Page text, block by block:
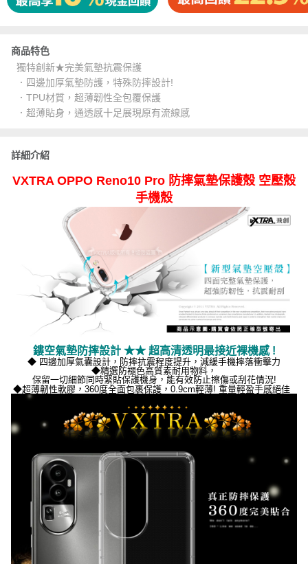
商品特色
獨特創新★完美氣墊抗震保護
．四邊加厚氣墊防護，特殊防摔設計!
．TPU材質，超薄韌性全包覆保護
．超薄貼身，通透感十足展現原有流線感
詳細介紹
VXTRA OPPO Reno10 Pro 防摔氣墊保護殼 空壓殼
手機殼
鏤空氣墊防摔設計 ★★ 超高清透明最接近裸機感 !
◆ 四邊加厚氣囊設計，防摔抗震程度提升，減緩手機摔落衝擊力
◆精選防褪色高質素耐用物料，
保留一切細節同時緊貼保護機身，能有效防止擦傷或刮花情況!
◆超薄韌性軟膠，360度全面包裹保護，0.9cm輕薄! 重量輕盈手感絕佳